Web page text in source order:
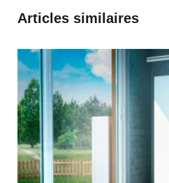
Articles similaires